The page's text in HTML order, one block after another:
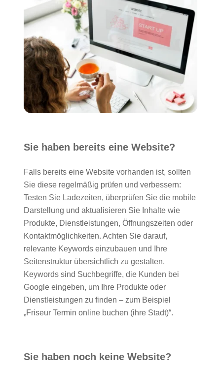
Sie haben bereits eine Website?
Falls bereits eine Website vorhanden ist, sollten
Sie diese regelmäßig prüfen und verbessern:
Testen Sie Ladezeiten, überprüfen Sie die mobile
Darstellung und aktualisieren Sie Inhalte wie
Produkte, Dienstleistungen, Öffnungszeiten oder
Kontaktmöglichkeiten. Achten Sie darauf,
relevante Keywords einzubauen und Ihre
Seitenstruktur übersichtlich zu gestalten.
Keywords sind Suchbegriffe, die Kunden bei
Google eingeben, um Ihre Produkte oder
Dienstleistungen zu finden – zum Beispiel
„Friseur Termin online buchen (ihre Stadt)“.
Sie haben noch keine Website?